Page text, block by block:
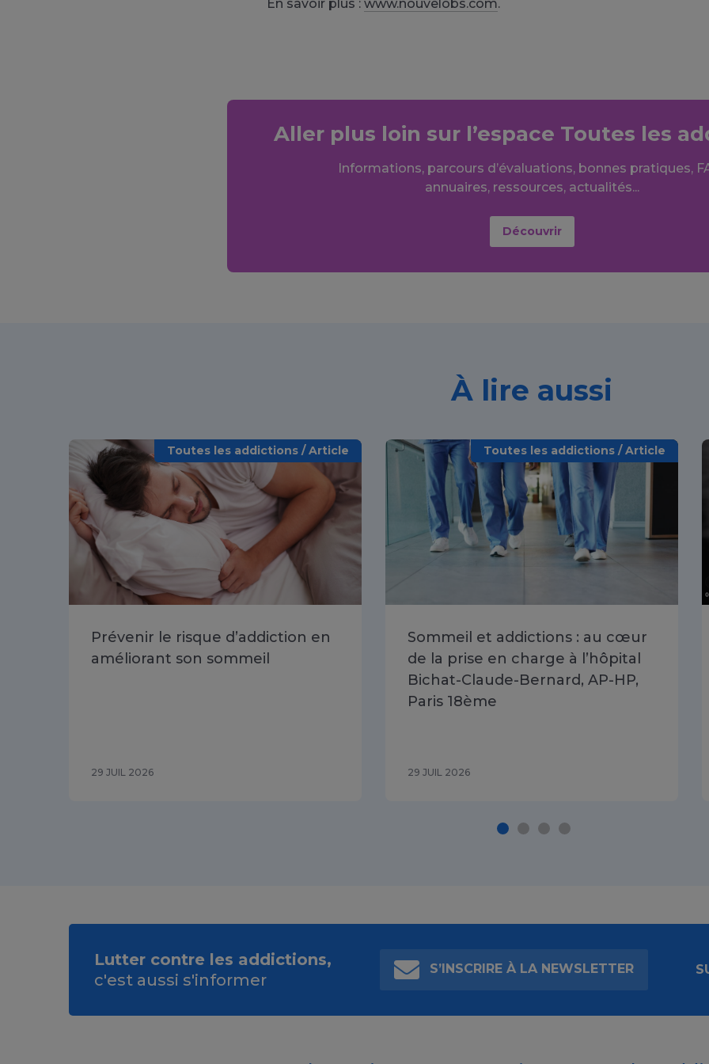
En savoir plus : www.nouvelobs.com.
Aller plus loin sur l’espace Toutes les
Informations, parcours d’évaluations, bonnes pratiques,
annuaires, ressources, actualités...
Découvrir
À lire aussi
Toutes les addictions / Article
Prévenir le risque d’addiction en
améliorant son sommeil
29 JUIL 2026
Toutes les addictions / Article
Sommeil et addictions : au cœur
de la prise en charge à l’hôpital
Bichat-Claude-Bernard, AP-HP,
Paris 18ème
29 JUIL 2026
Lutter contre les addictions,
c'est aussi s'informer
S’INSCRIRE À LA NEWSLETTER